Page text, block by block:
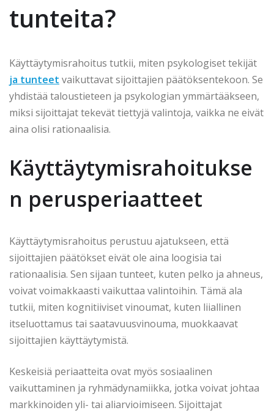
tunteita?
Käyttäytymisrahoitus tutkii, miten psykologiset tekijät
ja tunteet vaikuttavat sijoittajien päätöksentekoon. Se
yhdistää taloustieteen ja psykologian ymmärtääkseen,
miksi sijoittajat tekevät tiettyjä valintoja, vaikka ne eivät
aina olisi rationaalisia.
Käyttäytymisrahoitukse
n perusperiaatteet
Käyttäytymisrahoitus perustuu ajatukseen, että
sijoittajien päätökset eivät ole aina loogisia tai
rationaalisia. Sen sijaan tunteet, kuten pelko ja ahneus,
voivat voimakkaasti vaikuttaa valintoihin. Tämä ala
tutkii, miten kognitiiviset vinoumat, kuten liiallinen
itseluottamus tai saatavuusvinouma, muokkaavat
sijoittajien käyttäytymistä.
Keskeisiä periaatteita ovat myös sosiaalinen
vaikuttaminen ja ryhmädynamiikka, jotka voivat johtaa
markkinoiden yli- tai aliarvioimiseen. Sijoittajat